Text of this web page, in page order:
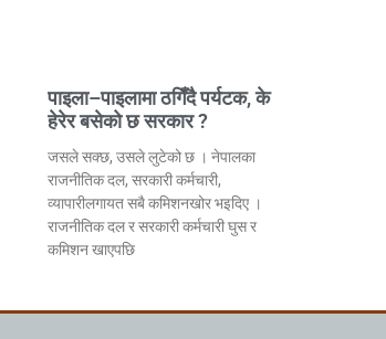
पाइला–पाइलामा ठगिँदै पर्यटक, के
हेरेर बसेको छ सरकार ?
जसले सक्छ, उसले लुटेको छ । नेपालका
राजनीतिक दल, सरकारी कर्मचारी,
व्यापारीलगायत सबै कमिशनखोर भइदिए ।
राजनीतिक दल र सरकारी कर्मचारी घुस र
कमिशन खाएपछि